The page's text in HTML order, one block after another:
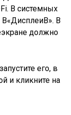
В системных
В«ДисплеиВ». В
должно
его, в
и кликните на